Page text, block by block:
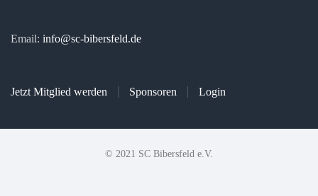
Email: info@sc-bibersfeld.de
Jetzt Mitglied werden Sponsoren Login
© 2021 SC Bibersfeld e.V.